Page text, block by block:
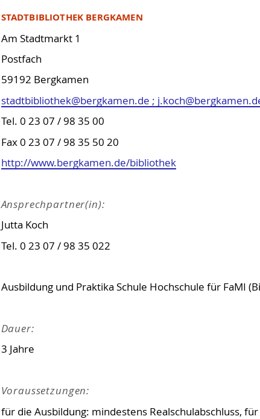
STADTBIBLIOTHEK BERGKAMEN
Am Stadtmarkt 1
Postfach
59192 Bergkamen
stadtbibliothek@bergkamen.de ;
Tel. 0 23 07 / 98 35 00
Fax 0 23 07 / 98 35 50 20
http://www.bergkamen.de/bibliothek
Ansprechpartner(in):
Jutta Koch
Tel. 0 23 07 / 98 35 022
Ausbildung und Praktika Schule Hochschule für FaMI
Dauer:
3 Jahre
Voraussetzungen:
für die Ausbildung: mindestens Realschulabschluss,